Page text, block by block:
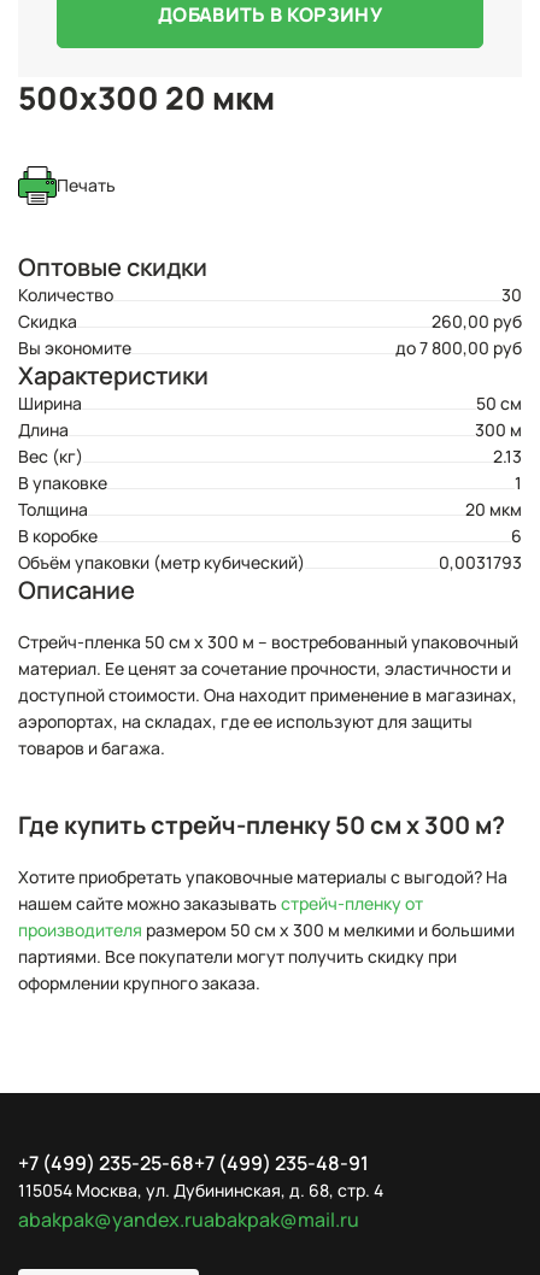
500x300 20 мкм
Печать
Оптовые скидки
Количество
30
Скидка
260,00 руб
Вы экономите
до 7 800,00 руб
Характеристики
Ширина
50 см
Длина
300 м
Вес (кг)
2.13
В упаковке
1
Толщина
20 мкм
В коробке
6
Объём упаковки (метр кубический)
0,0031793
Описание
Стрейч-пленка 50 см х 300 м – востребованный упаковочный
материал. Ее ценят за сочетание прочности, эластичности и
доступной стоимости. Она находит применение в магазинах,
аэропортах, на складах, где ее используют для защиты
товаров и багажа.
Где купить стрейч-пленку 50 см х 300 м?
Хотите приобретать упаковочные материалы с выгодой? На
нашем сайте можно заказывать стрейч-пленку от
производителя размером 50 см х 300 м мелкими и большими
партиями. Все покупатели могут получить скидку при
оформлении крупного заказа.
ДОБАВИТЬ В КОРЗИНУ
+7 (499) 235-25-68+7 (499) 235-48-91
115054 Москва, ул. Дубининская, д. 68, стр. 4
abakpak@yandex.ruabakpak@mail.ru